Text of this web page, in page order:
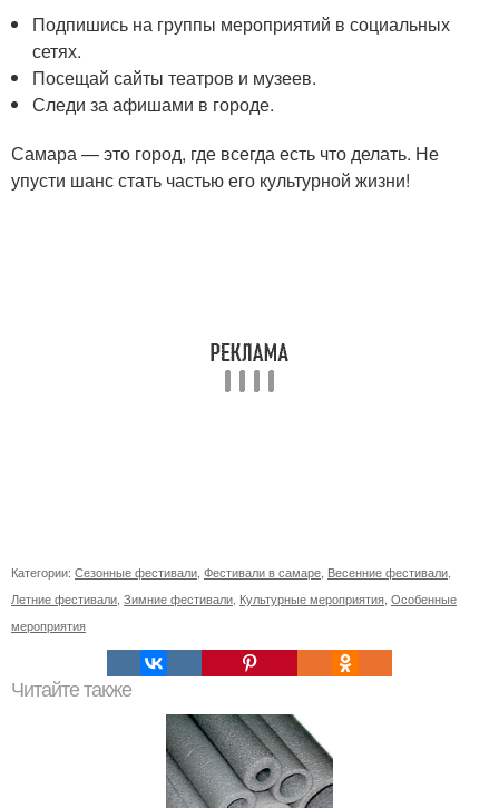
Подпишись на группы мероприятий в социальных
сетях.
Посещай сайты театров и музеев.
Следи за афишами в городе.
Самара — это город, где всегда есть что делать. Не
упусти шанс стать частью его культурной жизни!
Категории: Сезонные фестивали Фестивали в самаре Весенние фестивали
Летние фестивали Зимние фестивали Культурные мероприятия Особенные
мероприятия
Читайте также